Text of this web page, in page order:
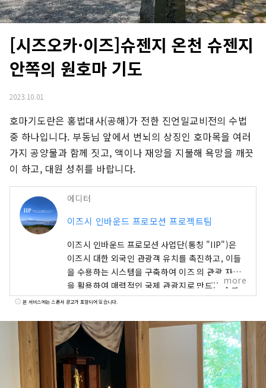
[시즈오카·이즈]슈젠지 온천 슈젠지
안쪽의 원호마 기도
2023.10.01
호마기도란은 홍법대사(공해)가 전한 진언밀교비전의 수법
중 하나입니다. 부동님 앞에서 번뇌의 상징인 호마목을 여러
가지 공양물과 함께 짓고, 액이나 재앙을 지불해 욕망을 깨끗
이 하고, 대원 성취를 바랍니다.
에디터
이즈시 인바운드 프로모션 프로젝트팀
이즈시 인바운드 프로모션 사업단(통칭 "IIP")은
이즈시 대한 외국인 관광객 유치를 촉진하고, 이들
을 수용하는 시스템을 구축하여 이즈 의 관광 자원
을 활용하여 매력적인 국제 관광지로 만드는 것을
목표로 설립된 조직입니다. 이즈시 풍부한 자연과
관광 명소를 보유하고 있습니다. 도쿄 에서 기차로
약 2시간 거리에 있어 접근성이 뛰어나 당일치기 여
행이나 주말 여행으로 이상적인 곳입니다. [표지 이
미지에 대한 참고 사항] 표지 사진은 이즈시 색칠하
는 사진 콘테스트에서 수상한 작품입니다. 사진작
more
본 서비스에는 스폰서 광고가 포함되어 있습니다.